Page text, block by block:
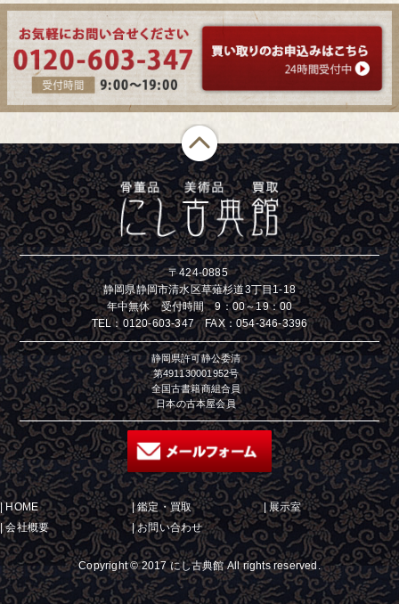
〒424-0885
静岡県静岡市清水区草薙杉道3丁目1-18
年中無休 受付時間 9：00～19：00
TEL： 0120-603-347FAX：054-346-3396
静岡県許可静公委清
第491130001952号
全国古書籍商組合員
日本の古本屋会員
|HOME |鑑定・買取 |展示室
|会社概要 |お問い合わせ
Copyright © 2017 にし古典館 All rights reserved.